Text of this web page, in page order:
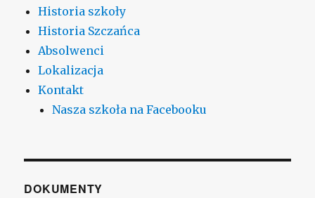
Historia szkoły
Historia Szczańca
Absolwenci
Lokalizacja
Kontakt
Nasza szkoła na Facebooku
DOKUMENTY